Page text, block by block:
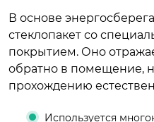
В основе
стеклопакет со
покрытием. Оно
обратно в помещение,
прохождению
Используется